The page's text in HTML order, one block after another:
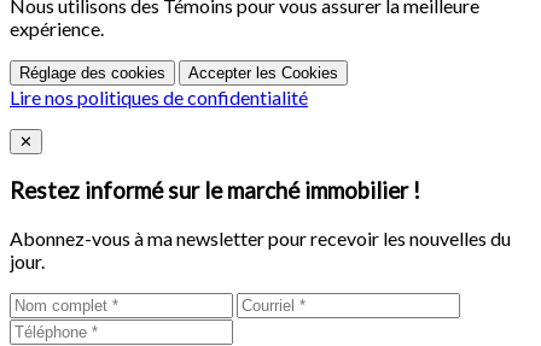
Nous utilisons des Témoins pour vous assurer la meilleure
expérience.
Réglage des cookies Accepter les Cookies
Lire nos politiques de confidentialité
Close
✕
Restez informé sur le marché immobilier !
Abonnez-vous à ma newsletter pour recevoir les nouvelles du
jour.